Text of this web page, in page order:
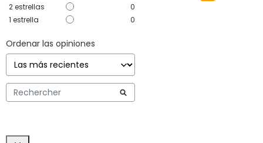
2estrellas
0
1 estrella 0
Ordenar las opiniones